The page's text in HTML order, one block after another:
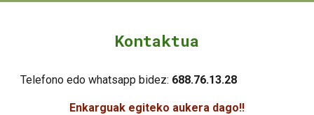
Kontaktua
Telefono edo whatsapp bidez: 688.76.13.28
Enkarguak egiteko aukera dago!!